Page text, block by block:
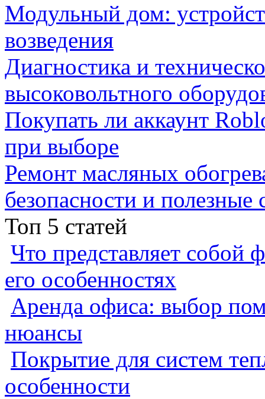
Модульный дом:
возведения
Диагностика и
высоковольтного
Покупать ли аккаунт
при выборе
Ремонт масляных
безопасности и полезные
Топ 5 статей
Что представляет собой
его особенностях
Аренда офиса: выбор
нюансы
Покрытие для систем
особенности